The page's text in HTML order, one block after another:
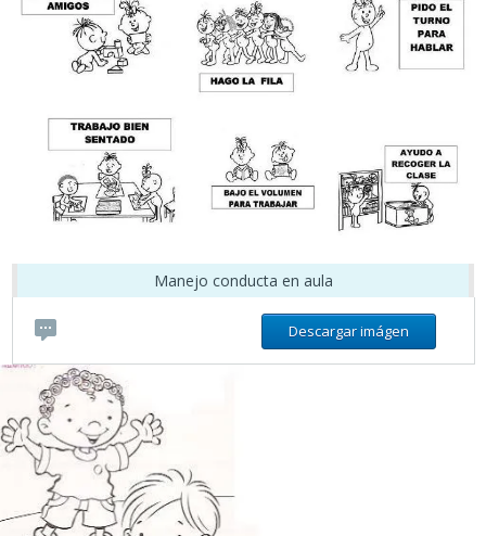
Manejo conducta en aula
Descargar imágen